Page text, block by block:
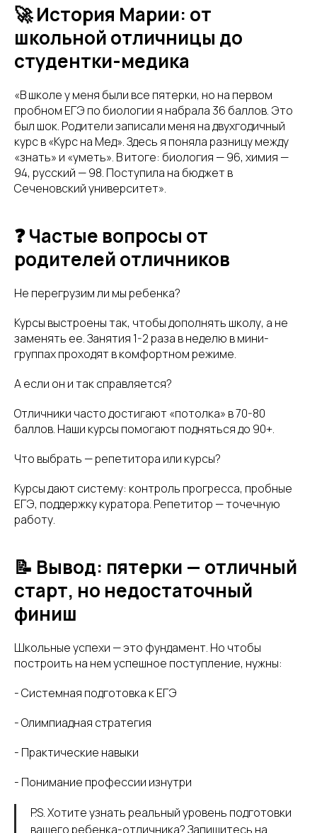
🚀 История Марии: от
школьной отличницы до
студентки-медика
«В школе у меня были все пятерки, но на первом
пробном ЕГЭ по биологии я набрала 36 баллов. Это
был шок. Родители записали меня на двухгодичный
курс в «Курс на Мед». Здесь я поняла разницу между
«знать» и «уметь». В итоге: биология — 96, химия —
94, русский — 98. Поступила на бюджет в
Сеченовский университет».
❓ Частые вопросы от
родителей отличников
Не перегрузим ли мы ребенка?
Курсы выстроены так, чтобы дополнять школу, а не
заменять ее. Занятия 1-2 раза в неделю в мини-
группах проходят в комфортном режиме.
А если он и так справляется?
Отличники часто достигают «потолка» в 70-80
баллов. Наши курсы помогают подняться до 90+.
Что выбрать — репетитора или курсы?
Курсы дают систему: контроль прогресса, пробные
ЕГЭ, поддержку куратора. Репетитор — точечную
работу.
📝 Вывод: пятерки — отличный
старт, но недостаточный
финиш
Школьные успехи — это фундамент. Но чтобы
построить на нем успешное поступление, нужны:
- Системная подготовка к ЕГЭ
- Олимпиадная стратегия
- Практические навыки
- Понимание профессии изнутри
P.S. Хотите узнать реальный уровень подготовки
вашего ребенка-отличника? Запишитесь на